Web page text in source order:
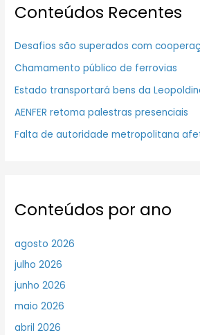
Conteúdos Recentes
Desafios são superados com
Chamamento público de ferrovias
Estado transportará bens da
AENFER retoma palestras presenciais
Falta de autoridade metropolitana
Conteúdos por ano
agosto 2026
julho 2026
junho 2026
maio 2026
abril 2026